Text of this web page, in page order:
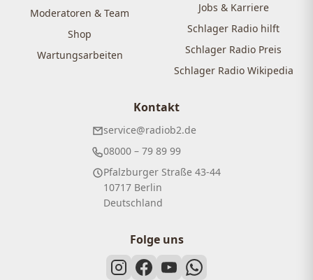
Moderatoren & Team
Shop
Wartungsarbeiten
Jobs & Karriere
Schlager Radio hilft
Schlager Radio Preis
Schlager Radio Wikipedia
Kontakt
service@radiob2.de
08000 – 79 89 99
Pfalzburger Straße 43-44
10717 Berlin
Deutschland
Folge uns